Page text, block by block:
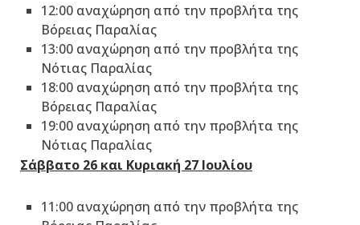
12:00 αναχώρηση από την προβλήτα της
Βόρειας Παραλίας
13:00 αναχώρηση από την προβλήτα της
Νότιας Παραλίας
18:00 αναχώρηση από την προβλήτα της
Βόρειας Παραλίας
19:00 αναχώρηση από την προβλήτα της
Νότιας Παραλίας
Σάββατο 26 και Κυριακή 27 Ιουλίου
11:00 αναχώρηση από την προβλήτα της